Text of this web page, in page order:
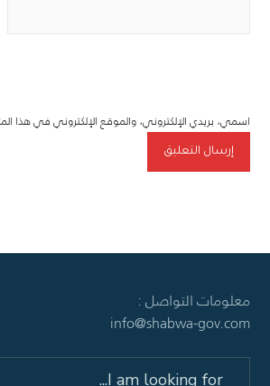
اسمي، بريدي الإلكتروني، والموقع الإلكتروني في هذا
معلومات التواصل :
info@shabwa-gov.com